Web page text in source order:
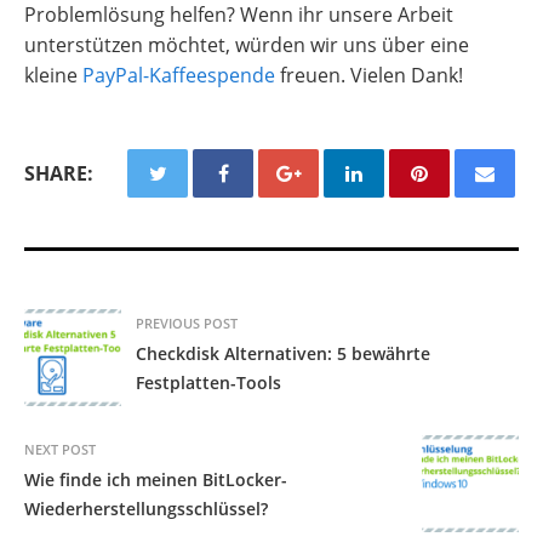
Problemlösung helfen? Wenn ihr unsere Arbeit
unterstützen möchtet, würden wir uns über eine
kleine PayPal-Kaffeespendefreuen. Vielen Dank!
SHARE:
PREVIOUS POST
Checkdisk Alternativen: 5 bewährte
Festplatten-Tools
NEXT POST
Wie finde ich meinen BitLocker-
Wiederherstellungsschlüssel?